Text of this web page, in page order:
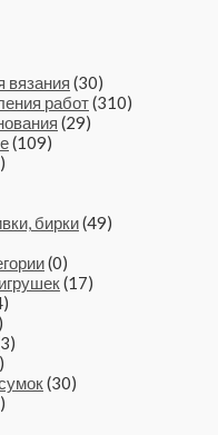
вязания (30)
работ(310)
(29)
(109)
бирки(49)
(0)
(17)
(30)